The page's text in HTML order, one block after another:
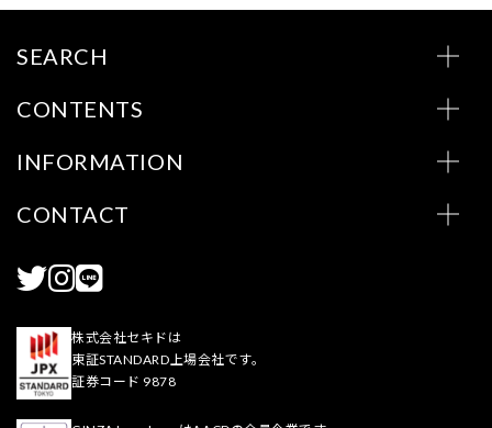
SEARCH
CONTENTS
INFORMATION
CONTACT
株式会社セキドは
東証STANDARD上場会社です。
証券コード 9878